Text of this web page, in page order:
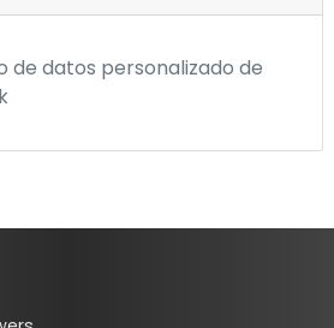
de datos personalizado de